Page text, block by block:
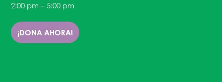
2:00 pm – 5:00 pm
¡DONA AHORA!